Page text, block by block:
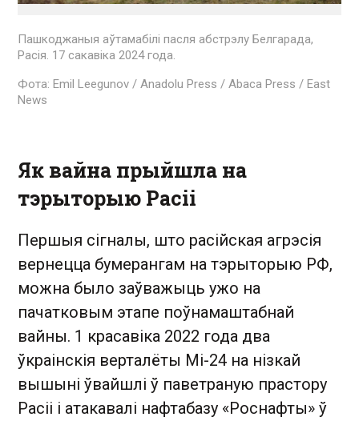
Пашкоджаныя аўтамабілі пасля абстрэлу Белгарада,
Расія. 17 сакавіка 2024 года.
Фота: Emil Leegunov / Anadolu Press / Abaca Press / East
News
Як вайна прыйшла на
тэрыторыю Расіі
Першыя сігналы, што расійская агрэсія
вернецца бумерангам на тэрыторыю РФ,
можна было заўважыць ужо на
пачатковым этапе поўнамаштабнай
вайны. 1 красавіка 2022 года два
ўкраінскія верталёты Мі-24 на нізкай
вышыні ўвайшлі ў паветраную прастору
Расіі і атакавалі нафтабазу «Роснафты» ў